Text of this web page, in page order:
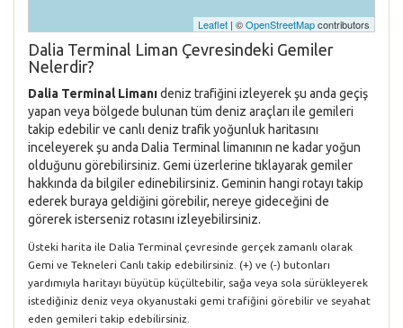
Leaflet | ©OpenStreetMapcontributors
Dalia Terminal Liman Çevresindeki Gemiler
Nelerdir?
Dalia Terminal Limanıdeniz trafiğini izleyerek şu anda geçiş
yapan veya bölgede bulunan tüm deniz araçları ile gemileri
takip edebilir ve canlı deniz trafik yoğunluk haritasını
inceleyerek şu anda Dalia Terminal limanının ne kadar yoğun
olduğunu görebilirsiniz. Gemi üzerlerine tıklayarak gemiler
hakkında da bilgiler edinebilirsiniz. Geminin hangi rotayı takip
ederek buraya geldiğini görebilir, nereye gideceğini de
görerek isterseniz rotasını izleyebilirsiniz.
Üsteki harita ile Dalia Terminal çevresinde gerçek zamanlı olarak
Gemi ve Tekneleri Canlı takip edebilirsiniz. (+) ve (-) butonları
yardımıyla haritayı büyütüp küçültebilir, sağa veya sola sürükleyerek
istediğiniz deniz veya okyanustaki gemi trafiğini görebilir ve seyahat
eden gemileri takip edebilirsiniz.